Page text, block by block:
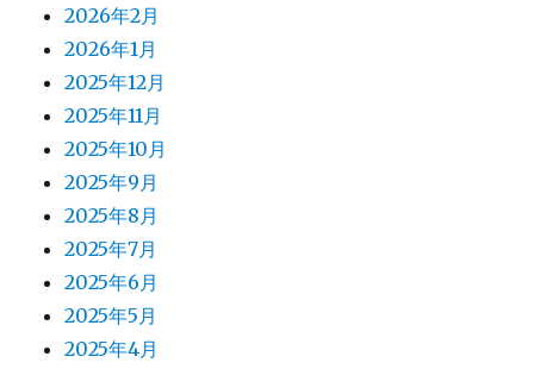
2026年2月
2026年1月
2025年12月
2025年11月
2025年10月
2025年9月
2025年8月
2025年7月
2025年6月
2025年5月
2025年4月